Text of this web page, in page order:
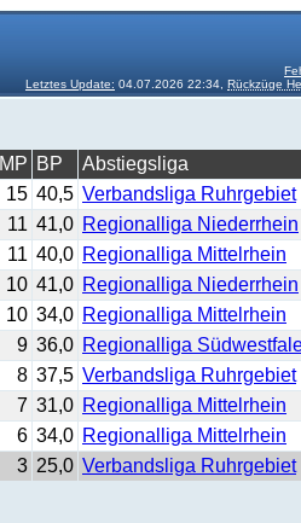
Letztes Update: 04.07.2026 22:34, Rückzüge
MP BP Abstiegsliga
15 40,5 Verbandsliga Ruhrgebiet
11 41,0 Regionalliga Niederrhein
11 40,0 Regionalliga Mittelrhein
10 41,0 Regionalliga Niederrhein
10 34,0 Regionalliga Mittelrhein
9 36,0 Regionalliga
8 37,5 Verbandsliga Ruhrgebiet
7 31,0 Regionalliga Mittelrhein
6 34,0 Regionalliga Mittelrhein
3 25,0 Verbandsliga Ruhrgebiet